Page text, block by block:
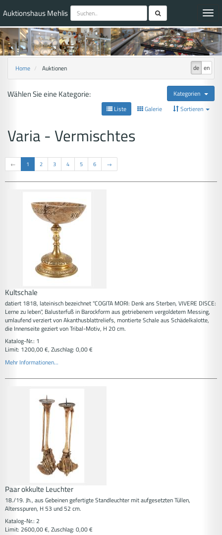
Auktionshaus Mehlis
de en
Home Auktionen
Kategorien
Wählen Sie eine Kategorie:
Liste Galerie Sortieren
Varia - Vermischtes
← 1 2 3 4 5 6 →
Kultschale
datiert 1818, lateinisch bezeichnet "COGITA MORI: Denk ans Sterben, VIVERE DISCE:
Lerne zu leben", Balusterfuß in Barockform aus getriebenem vergoldetem Messing,
umlaufend verziert von Akanthusblattreliefs, montierte Schale aus Schädelkalotte,
die Innenseite geziert von Tribal-Motiv, H 20 cm.
Katalog-Nr.: 1
Limit: 1200,00 €, Zuschlag: 0,00 €
Mehr Informationen...
Paar okkulte Leuchter
18./19. Jh., aus Gebeinen gefertigte Standleuchter mit aufgesetzten Tüllen,
Altersspuren, H 53 und 52 cm.
Katalog-Nr.: 2
Limit: 2600,00 €, Zuschlag: 0,00 €